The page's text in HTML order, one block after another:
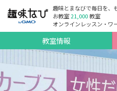
趣味とまなびで毎日を、
お教室21,000教室
オンラインレッスン・ワ
教室情報